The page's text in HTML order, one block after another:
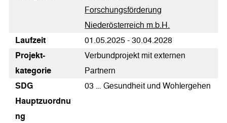
Forschungsförderung
Niederösterreich m.b.H.
Laufzeit
01.05.2025 - 30.04.2028
Pro­jekt­
kategorie
Verbundprojekt mit externen
Partnern
SDG
Hauptzuordnu
ng
03 … Gesundheit und Wohlergehen